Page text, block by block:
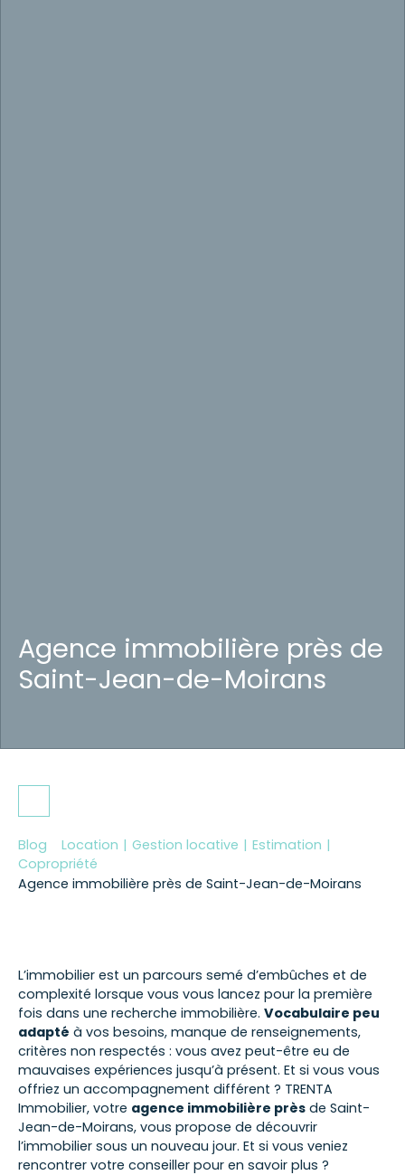
Agence immobilière près de
Saint-Jean-de-Moirans
Blog Location | Gestion locative | Estimation |
Copropriété
Agence immobilière près de Saint-Jean-de-Moirans
L’immobilier est un parcours semé d’embûches et de
complexité lorsque vous vous lancez pour la première
fois dans une recherche immobilière. Vocabulaire peu
adapté à vos besoins, manque de renseignements,
critères non respectés : vous avez peut-être eu de
mauvaises expériences jusqu’à présent. Et si vous vous
offriez un accompagnement différent ? TRENTA
Immobilier, votre agence immobilière près de Saint-
Jean-de-Moirans, vous propose de découvrir
l’immobilier sous un nouveau jour. Et si vous veniez
rencontrer votre conseiller pour en savoir plus ?